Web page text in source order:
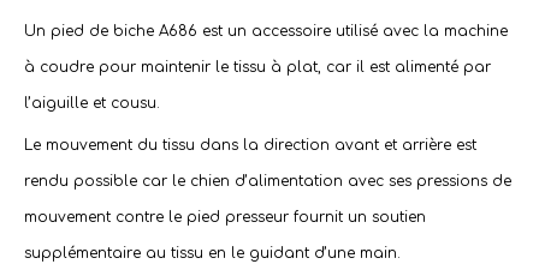
Un pied de biche A686 est un accessoire utilisé avec la machine
à coudre pour maintenir le tissu à plat, car il est alimenté par
l’aiguille et cousu.
Le mouvement du tissu dans la direction avant et arrière est
rendu possible car le chien d’alimentation avec ses pressions de
mouvement contre le pied presseur fournit un soutien
supplémentaire au tissu en le guidant d’une main.